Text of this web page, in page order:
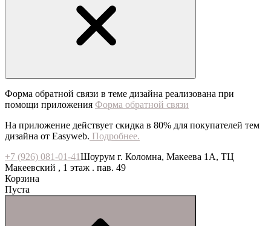
Форма обратной связи в теме дизайна реализована при
помощи приложения Форма обратной связи
На приложение действует скидка в 80% для покупателей тем
дизайна от Easyweb. Подробнее.
+7 (926) 081-01-41Шоурум г. Коломна, Макеева 1А, ТЦ
Макеевский , 1 этаж . пав. 49
Корзина
Пуста